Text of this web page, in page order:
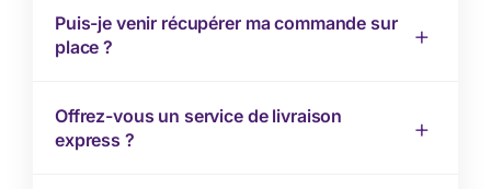
Puis-je venir récupérer ma commande sur
place ?
Offrez-vous un service de livraison
express ?